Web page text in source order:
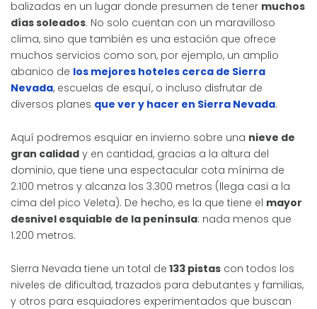
balizadas en un lugar donde presumen de tener muchos
días soleados. No solo cuentan con un maravilloso
clima, sino que también es una estación que ofrece
muchos servicios como son, por ejemplo, un amplio
abanico de los mejores hoteles cerca de Sierra
Nevada, escuelas de esquí, o incluso disfrutar de
diversos planes que ver y hacer en Sierra Nevada.
Aquí podremos esquiar en invierno sobre una nieve de
gran calidad y en cantidad, gracias a la altura del
dominio, que tiene una espectacular cota mínima de
2.100 metros y alcanza los 3.300 metros (llega casi a la
cima del pico Veleta). De hecho, es la que tiene el mayor
desnivel esquiable de la península: nada menos que
1.200 metros.
Sierra Nevada tiene un total de 133 pistas con todos los
niveles de dificultad, trazados para debutantes y familias,
y otros para esquiadores experimentados que buscan